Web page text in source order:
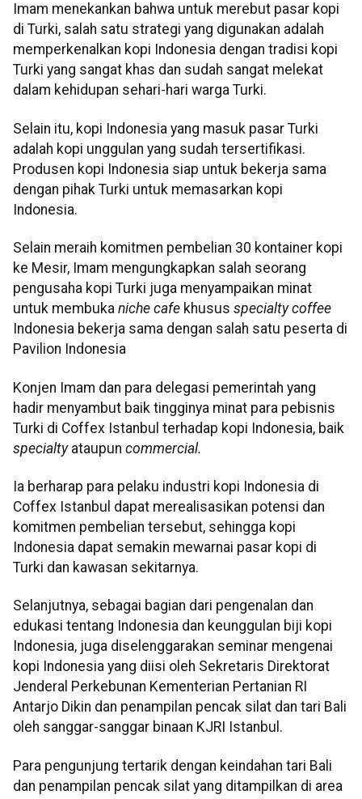
Imam menekankan bahwa untuk merebut pasar kopi
di Turki, salah satu strategi yang digunakan adalah
memperkenalkan kopi Indonesia dengan tradisi kopi
Turki yang sangat khas dan sudah sangat melekat
dalam kehidupan sehari-hari warga Turki.
Selain itu, kopi Indonesia yang masuk pasar Turki
adalah kopi unggulan yang sudah tersertifikasi.
Produsen kopi Indonesia siap untuk bekerja sama
dengan pihak Turki untuk memasarkan kopi
Indonesia.
Selain meraih komitmen pembelian 30 kontainer kopi
ke Mesir, Imam mengungkapkan salah seorang
pengusaha kopi Turki juga menyampaikan minat
untuk membuka niche cafe khusus specialty coffee
Indonesia bekerja sama dengan salah satu peserta di
Pavilion Indonesia
Konjen Imam dan para delegasi pemerintah yang
hadir menyambut baik tingginya minat para pebisnis
Turki di Coffex Istanbul terhadap kopi Indonesia, baik
specialty ataupun commercial.
Ia berharap para pelaku industri kopi Indonesia di
Coffex Istanbul dapat merealisasikan potensi dan
komitmen pembelian tersebut, sehingga kopi
Indonesia dapat semakin mewarnai pasar kopi di
Turki dan kawasan sekitarnya.
Selanjutnya, sebagai bagian dari pengenalan dan
edukasi tentang Indonesia dan keunggulan biji kopi
Indonesia, juga diselenggarakan seminar mengenai
kopi Indonesia yang diisi oleh Sekretaris Direktorat
Jenderal Perkebunan Kementerian Pertanian RI
Antarjo Dikin dan penampilan pencak silat dan tari Bali
oleh sanggar-sanggar binaan KJRI Istanbul.
Para pengunjung tertarik dengan keindahan tari Bali
dan penampilan pencak silat yang ditampilkan di area